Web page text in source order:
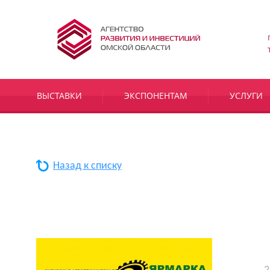
ВЫСТАВКИ ЭКСПОНЕНТАМ УСЛУГИ
Назад к списку